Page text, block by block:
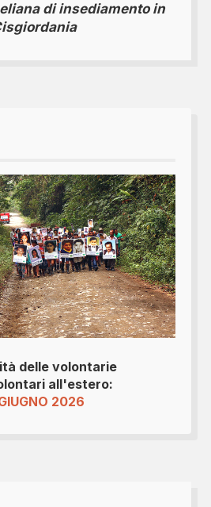
di insediamento in
delle volontarie
all'estero:
2026